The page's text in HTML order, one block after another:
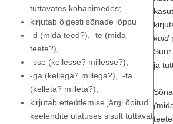
tuttavates kohanimedes;
kirjutab õigesti sõnade lõppu
-d (mida teed?), -te (mida
teete?),
-sse (kellesse? millesse?),
-ga (kellega? millega?), -ta
(kelleta? milleta?);
kirjutab etteütlemise järgi õpitud
keelendite ulatuses sisult tuttavat
kuid
ja
(